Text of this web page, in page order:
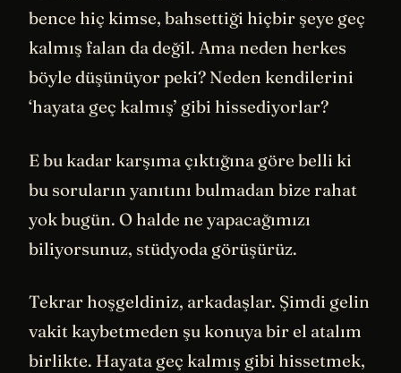
bence hiç kimse, bahsettiği hiçbir şeye geç
kalmış falan da değil. Ama neden herkes
böyle düşünüyor peki? Neden kendilerini
‘hayata geç kalmış’ gibi hissediyorlar?
E bu kadar karşıma çıktığına göre belli ki
bu soruların yanıtını bulmadan bize rahat
yok bugün. O halde ne yapacağımızı
biliyorsunuz, stüdyoda görüşürüz.
Tekrar hoşgeldiniz, arkadaşlar. Şimdi gelin
vakit kaybetmeden şu konuya bir el atalım
birlikte. Hayata geç kalmış gibi hissetmek,